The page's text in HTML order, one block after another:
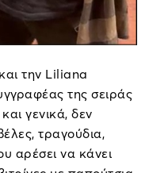
την Liliana
της σειράς
γενικά, δεν
τραγούδια,
αρέσει να κάνει